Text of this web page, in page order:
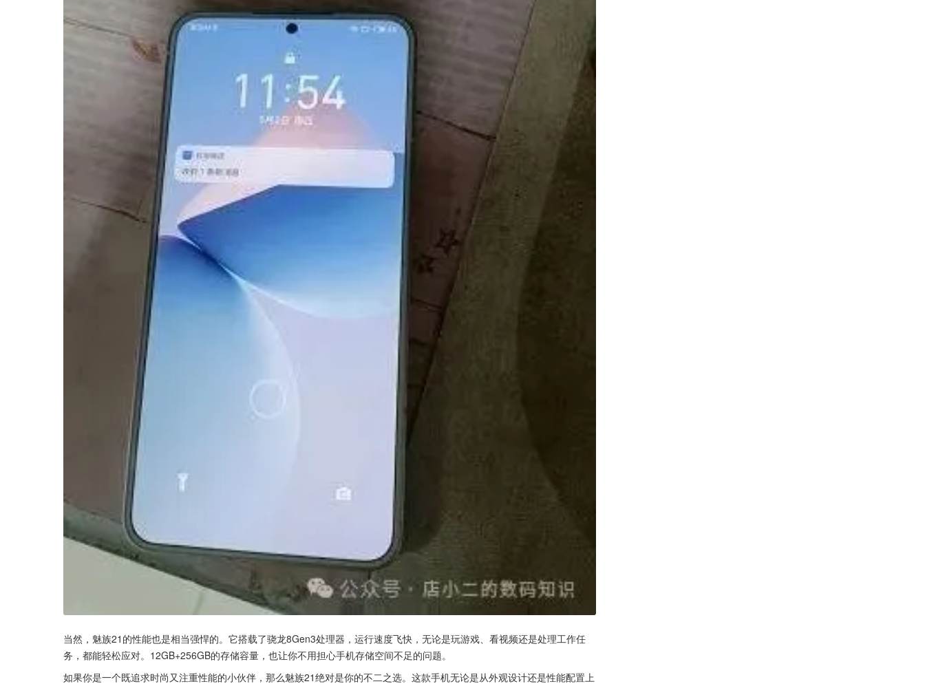
当然，魅族21的性能也是相当强悍的。它搭载了骁龙8Gen3处理器，运行速度飞快，无论是玩游戏、看视频还是处理工作任
务，都能轻松应对。12GB+256GB的存储容量，也让你不用担心手机存储空间不足的问题。
如果你是一个既追求时尚又注重性能的小伙伴，那么魅族21绝对是你的不二之选。这款手机无论是从外观设计还是性能配置上